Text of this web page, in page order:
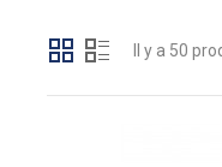
Il y a 50